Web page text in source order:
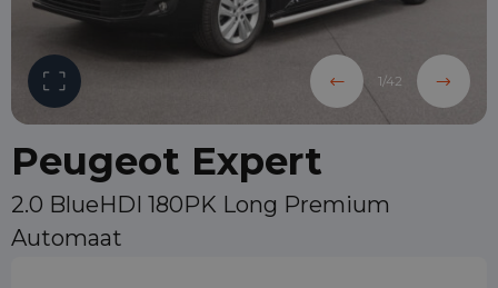
1/42
Peugeot Expert
2.0 BlueHDI 180PK Long Premium
Automaat